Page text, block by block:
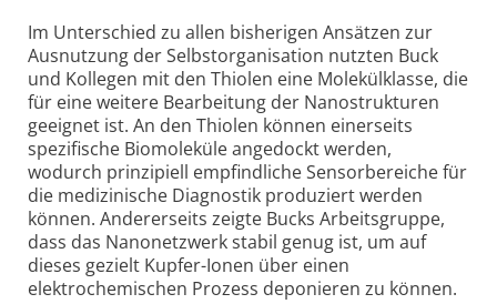
Im Unterschied zu allen bisherigen Ansätzen zur
Ausnutzung der Selbstorganisation nutzten Buck
und Kollegen mit den Thiolen eine Molekülklasse, die
für eine weitere Bearbeitung der Nanostrukturen
geeignet ist. An den Thiolen können einerseits
spezifische Biomoleküle angedockt werden,
wodurch prinzipiell empfindliche Sensorbereiche für
die medizinische Diagnostik produziert werden
können. Andererseits zeigte Bucks Arbeitsgruppe,
dass das Nanonetzwerk stabil genug ist, um auf
dieses gezielt Kupfer-Ionen über einen
elektrochemischen Prozess deponieren zu können.